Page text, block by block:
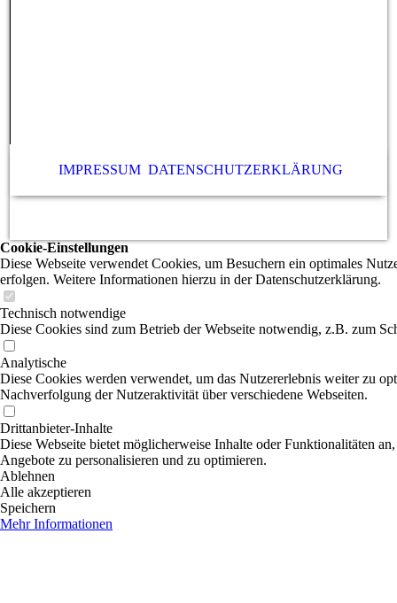
IMPRESSUM DATENSCHUTZERKLÄRUNG
Cookie-Einstellungen
Diese Webseite verwendet Cookies, um Besuchern ein optimales
erfolgen. Weitere Informationen hierzu in der Datenschutzerklärung.
Technisch notwendige
Diese Cookies sind zum Betrieb der Webseite notwendig, z.B. zum
Analytische
Diese Cookies werden verwendet, um das Nutzererlebnis weiter zu
Nachverfolgung der Nutzeraktivität über verschiedene Webseiten.
Drittanbieter-Inhalte
Diese Webseite bietet möglicherweise Inhalte oder Funktionalitäten
Angebote zu personalisieren und zu optimieren.
Ablehnen
Alle akzeptieren
Speichern
Mehr Informationen